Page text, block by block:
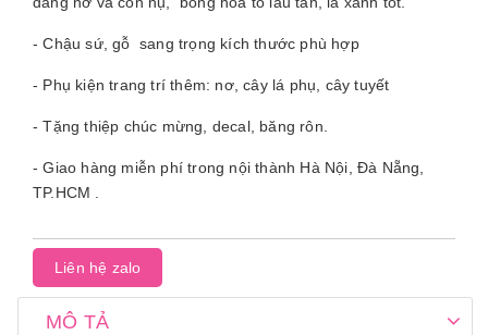
- Chậu sứ, gỗ sang trọng kích thước phù hợp
- Phụ kiện trang trí thêm: nơ, cây lá phụ, cây tuyết
- Tặng thiệp chúc mừng, decal, băng rôn.
- Giao hàng miễn phí trong nội thành Hà Nội, Đà Nẵng,
TP.HCM .
Liên hệ zalo
MÔ TẢ